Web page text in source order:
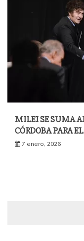
MILEI SE SUMA
CÓRDOBA PARA
7 enero, 2026